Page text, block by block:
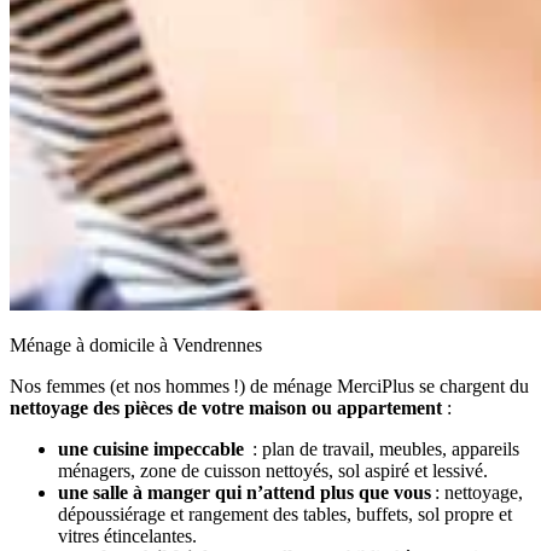
Ménage à domicile à Vendrennes
Nos femmes (et nos hommes !) de ménage MerciPlus se chargent du
nettoyage des pièces de votre maison ou appartement :
une cuisine impeccable : plan de travail, meubles, appareils
ménagers, zone de cuisson nettoyés, sol aspiré et lessivé.
une salle à manger qui n’attend plus que vous : nettoyage,
dépoussiérage et rangement des tables, buffets, sol propre et
vitres étincelantes.